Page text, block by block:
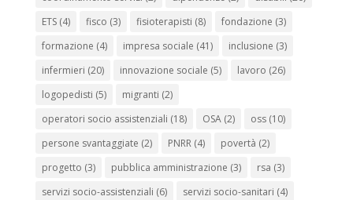
ETS(4) fisco (3) fisioterapisti (8) fondazione (3)
formazione (4) impresa sociale (41) inclusione (3)
infermieri (20) innovazione sociale (5) lavoro (26)
logopedisti (5) migranti (2)
operatori socio assistenziali (18) OSA(2) oss(10)
persone svantaggiate (2) PNRR(4) povertà (2)
progetto (3) pubblica amministrazione (3) rsa (3)
servizi socio-assistenziali (6) servizi socio-sanitari (4)